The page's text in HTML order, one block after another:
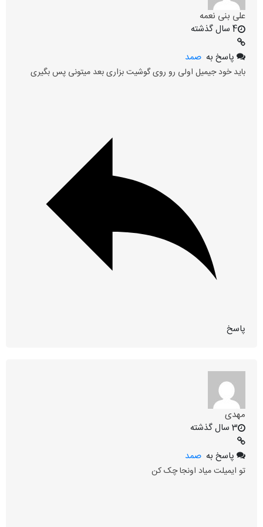
علی بنی نعمه
4 سال گذشته
پاسخ به صمد
باید خود جیمیل اولی رو روی گوشیت بزاری بعد میتونی پس بگیری
پاسخ
مهدی
3 سال گذشته
پاسخ به صمد
تو ایمیلت میاد اونجا چک کن